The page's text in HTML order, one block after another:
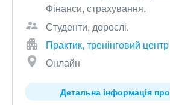
Фінанси, страхування.
Студенти, дорослі.
Практик, тренінговий центр
Онлайн
Детальна інформація